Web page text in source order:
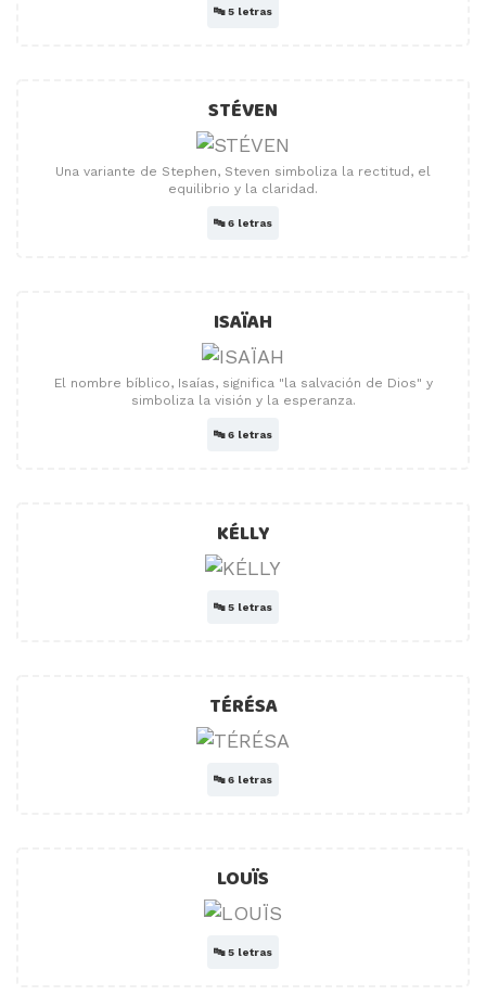
🔤5 letras
STÉVEN
Una variante de Stephen, Steven simboliza la rectitud, el
equilibrio y la claridad.
🔤6 letras
ISAÏAH
El nombre bíblico, Isaías, significa "la salvación de Dios" y
simboliza la visión y la esperanza.
🔤6 letras
KÉLLY
🔤5 letras
TÉRÉSA
🔤6 letras
LOUÏS
🔤5 letras